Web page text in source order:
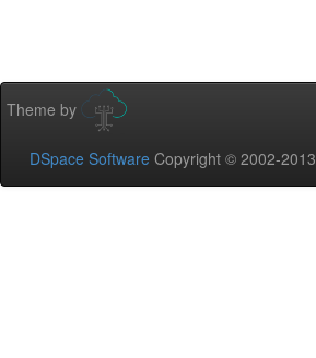
Theme by
DSpace Software Copyright © 2002-2013